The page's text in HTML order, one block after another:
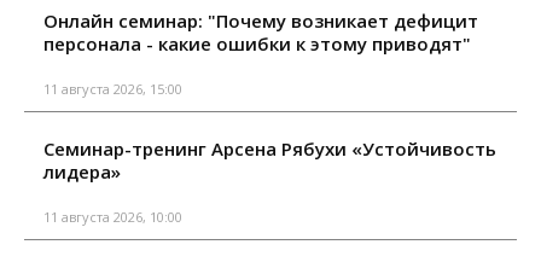
Онлайн семинар: "Почему возникает дефицит
персонала - какие ошибки к этому приводят"
11 августа 2026, 15:00
Семинар-тренинг Арсена Рябухи «Устойчивость
лидера»
11 августа 2026, 10:00